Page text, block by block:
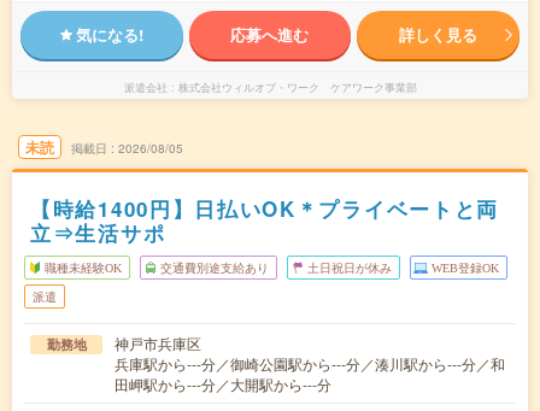
気になる! 応募へ進む 詳しく見る
派遣会社 株式会社ウィルオブ・ワーク ケアワーク事業部
未読 掲載日 2026/08/05
【時給1400円】日払いOK＊プライベートと両
立⇒生活サポ
職種未経験OK 交通費別途支給あり 土日祝日が休み WEB登録OK
派遣
勤務地
神戸市兵庫区
兵庫駅から---分／御崎公園駅から---分／湊川駅から---分／和
田岬駅から---分／大開駅から---分